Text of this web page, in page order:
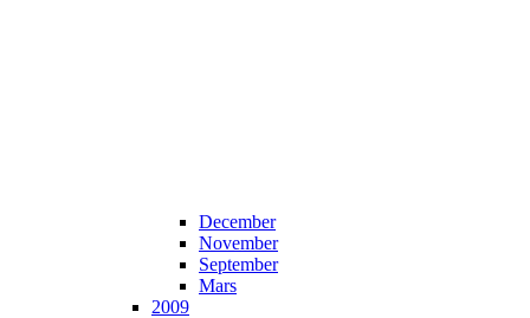
December
November
September
Mars
2009